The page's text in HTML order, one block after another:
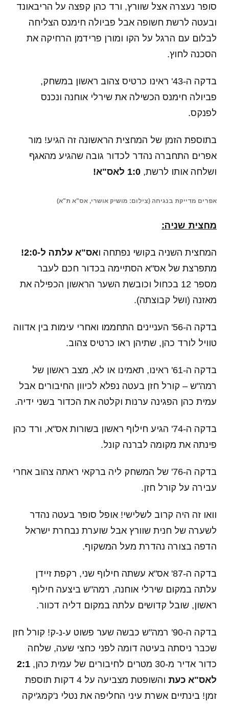
סופר נעצרה אצל שוורץ, ורד כהן קפצה על הריבאונד
ובעטה לרשת חשופה אבל פביולה חימנס הצליחה
לבלום עם הרגל על הקו ומורן פרידמן הרחיקה את
הסכנה לחוץ.
בדקה ה-43' ראינו כרטיס צהוב ראשון במשחק,
פביולה חימנס הכשילה את שירלי אוחנה ונכנס
לפנקס.
בתוספת הזמן של המחצית הראשונה זה הגיע! מור
אפרים התחברה נהדר לכדור גובה שהגיע מהאגף
ושלחה אותו לרשת, 1:0 לאס"א!
אפרים מדייקת בנגיחה (צילום: מושיק אושרי, אס"א ת"א)
מחצית שניה:
המחצית השניה בקושי נפתחה ואס"א עלתה ל-2:0!
מתפרצת של אס"א הסתיימה בכדור חכם לעבר
מספר 12 בכחול וכובשת השער הראשון הכפילה את
מאזנה (ושל קבוצתה).
בדקה ה-56' העניינים התחממו ואחרי עימות בין אדווה
טוויל לורד כהן, שתיהן ראו כרטיס צהוב.
בדקה ה-61' ראינו, תאמינו או לא, מצב ראשון של
רמה"ש – קורל חזן בעטה נפלא לכיוון החיבורים אבל
עמית כהן הפגינה ערנות וקלטה את הכדור בשני ידיה.
בדקה ה-74' הגיע חילוף ראשון בשורות אס"א, ורד כהן
פינתה את מקומה לברנה קונל.
בדקה ה-76' של המשחק ליה ברקאי ראתה צהוב אחרי
עבירה על קורל חזן.
וואו זה היה קרוב לשלישי! אופל סופר בעטה נהדר
לשערה של חנית שוורץ אבל שוערת נבחרת ישראל
הדפה בצורה נהדרת מעל המשקוף.
בדקה ה-87' אס"א עשתה חילוף שני, רקפת זיידן
עלתה במקום שירלי אוחנה, רמה"ש ביצעה חילוף
ראשון, שובל קדושים עלתה במקום דליה דכוור.
בדקה ה-90' רמה"ש כבשה שער פשוט ע-נ-ק! קורל חזן
שכבר ניסתה בעיטה דומה לפני כחצי שעה, שלחה
כדור אדיר מ-30 מטרים לחיבורים של עמית כהן,
2:1
לאס"א כעת
והשופטת מצביעה על 4 דקות תוספת
זמן! בינתיים אשרת עיני החליפה את נטלי נ'קמג'יקה